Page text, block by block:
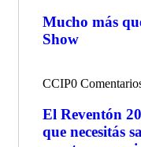
Mucho más
Show
CCIP0
El Reventón
que necesitás